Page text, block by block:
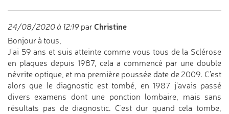
24/08/2020 à 12:19 par Christine
Bonjour à tous,
J'ai 59 ans et suis atteinte comme vous tous de la Sclérose
en plaques depuis 1987, cela a commencé par une double
névrite optique, et ma première poussée date de 2009. C'est
alors que le diagnostic est tombé, en 1987 j'avais passé
divers examens dont une ponction lombaire, mais sans
résultats pas de diagnostic. C'est dur quand cela tombe,